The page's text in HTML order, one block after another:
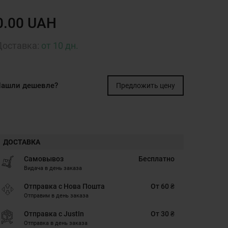
UAH
от 10 дн.
дешевле? Предложить цену
ДОСТАВКА
Самовывоз
Видача в день заказа
Бесплатно
Отправка с Нова Пошта
Отправим в день заказа
От 60 ₴
Отправка с JustIn
Отправка в день заказа
От 30 ₴